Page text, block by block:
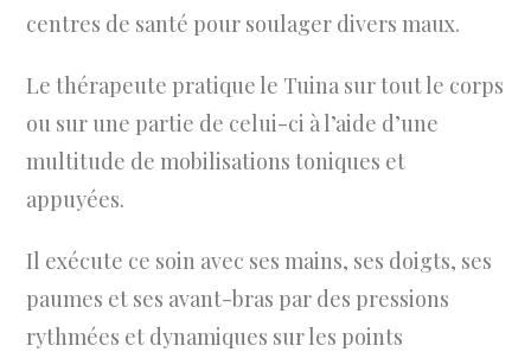
centres de santé pour soulager divers maux.
Le thérapeute pratique le Tuina sur tout le corps
ou sur une partie de celui-ci à l’aide d’une
multitude de mobilisations toniques et
appuyées.
Il exécute ce soin avec ses mains, ses doigts, ses
paumes et ses avant-bras par des pressions
rythmées et dynamiques sur les points